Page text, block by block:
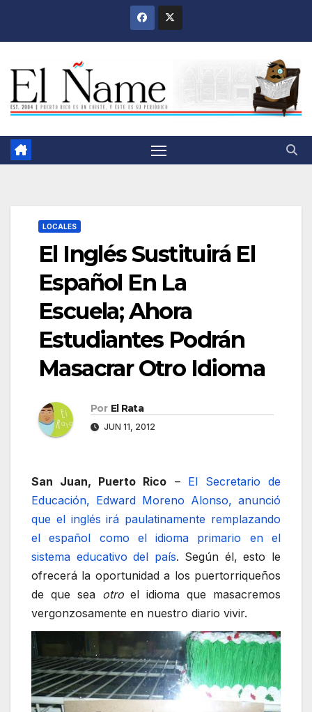
LOCALES
El Inglés Sustituirá El
Español En La
Escuela; Ahora
Estudiantes Podrán
Masacrar Otro Idioma
Por El Rata
JUN 11, 2012
San Juan, Puerto Rico – El Secretario de
Educación, Edward Moreno Alonso, anunció
que el inglés irá paulatinamente remplazando
el español como el idioma primario en el
sistema educativo del país. Según él, esto le
ofrecerá la oportunidad a los puertorriqueños
de que sea otroel idioma que masacremos
vergonzosamente en nuestro diario vivir.